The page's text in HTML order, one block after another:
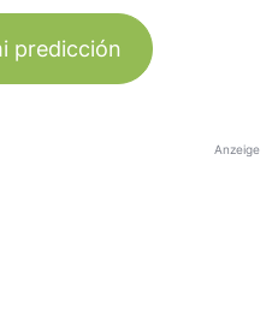
predicción
Anzeige